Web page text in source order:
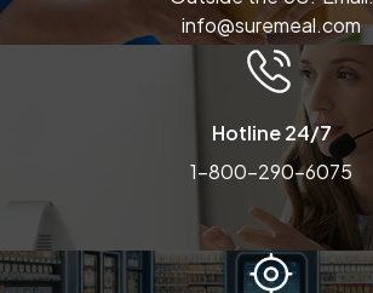
info@suremeal.com
Hotline 24/7
1-800-290-6075